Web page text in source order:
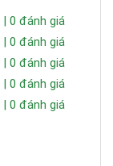
| 0 đánh giá
| 0 đánh giá
| 0 đánh giá
| 0 đánh giá
| 0 đánh giá